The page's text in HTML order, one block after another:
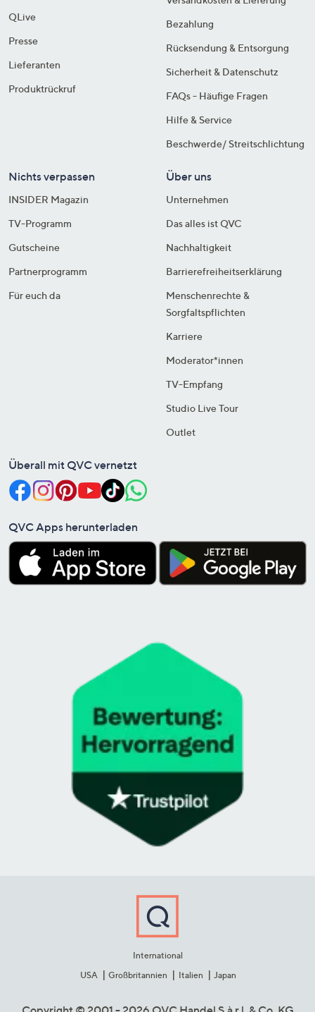
QLive
Presse
Lieferanten
Produktrückruf
Bezahlung
Rücksendung & Entsorgung
Sicherheit & Datenschutz
FAQs - Häufige Fragen
Hilfe & Service
Beschwerde/ Streitschlichtung
Nichts verpassen
INSIDER Magazin
TV-Programm
Gutscheine
Partnerprogramm
Für euch da
Über uns
Unternehmen
Das alles ist QVC
Nachhaltigkeit
Barrierefreiheitserklärung
Menschenrechte &
Sorgfaltspflichten
Karriere
Moderator*innen
TV-Empfang
Studio Live Tour
Outlet
Überall mit QVC vernetzt
QVC Apps herunterladen
International
USA
Großbritannien Italien Japan